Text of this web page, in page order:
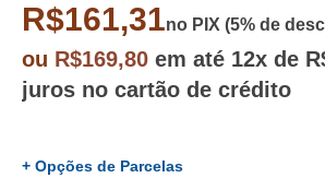
R$161,31no PIX (5% de
ou R$169,80 em até 12x de
juros no cartão de crédito
+ Opções de Parcelas